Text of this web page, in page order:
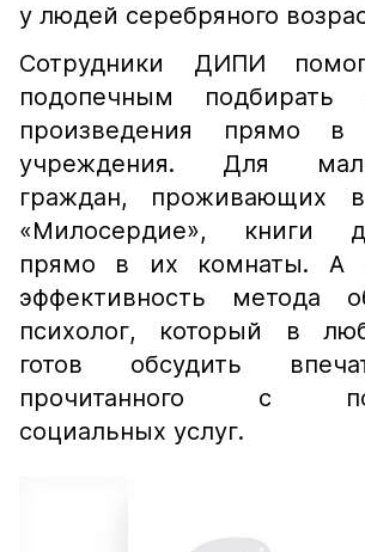
у людей серебряного
​Сотрудники ДИПИ
подопечным подбирать
произведения прямо в
учреждения. Для
граждан, проживающих
«Милосердие», книги
прямо в их комнаты. А
эффективность метода
психолог, который в
готов обсудить
прочитанного с
социальных услуг.